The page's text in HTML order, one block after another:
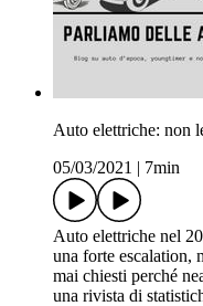
Auto elettriche: non
05/03/2021
7min
Auto elettriche nel
una forte escalation,
mai chiesti perché
una rivista di